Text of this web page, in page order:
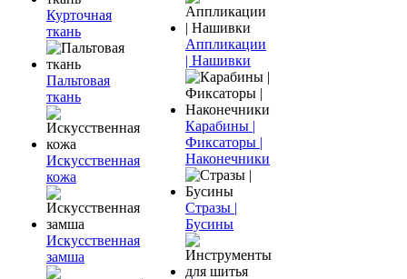
Курточная
ткань
Пальтовая
ткань
Искусственная
кожа
Искусственная
замша
Аппликации
| Нашивки
Карабины |
Фиксаторы |
Наконечники
Стразы |
Бусины